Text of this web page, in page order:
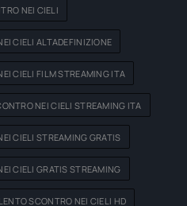
NEI CIELI
CIELI ALTADEFINIZIONE
CIELI FILM STREAMING ITA
NEI CIELI STREAMING ITA
CIELI STREAMING GRATIS
CIELI GRATIS STREAMING
SCONTRO NEI CIELI HD